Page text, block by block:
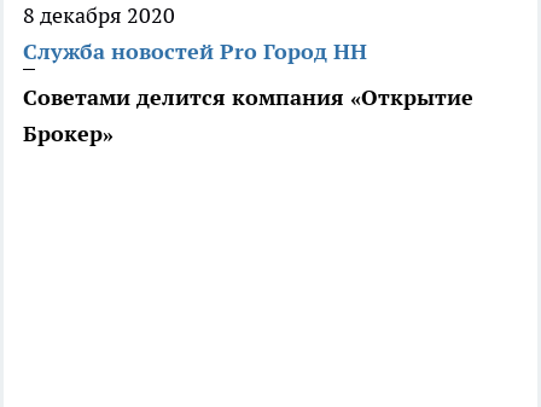
8 декабря 2020
Служба новостей Pro Город НН
Советами делится компания «Открытие
Брокер»